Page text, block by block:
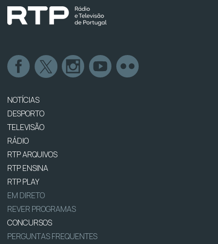
NOTÍCIAS
DESPORTO
TELEVISÃO
RÁDIO
RTP ARQUIVOS
RTP ENSINA
RTP PLAY
EM DIRETO
REVER PROGRAMAS
CONCURSOS
PERGUNTAS FREQUENTES